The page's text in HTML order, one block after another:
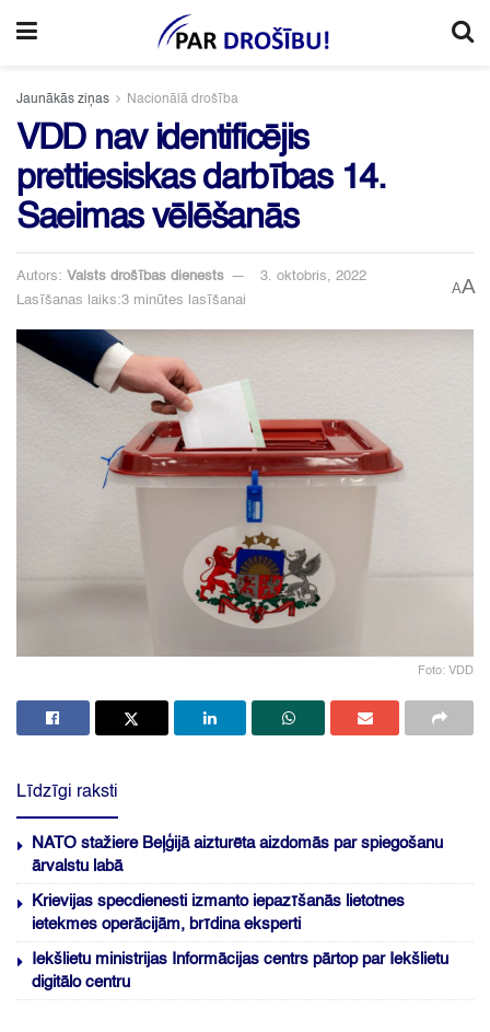
Jaunākās ziņas Nacionālā drošība
VDD nav identificējis
prettiesiskas darbības 14.
Saeimas vēlēšanās
Autors: Valsts drošības dienests
3. oktobris, 2022
Lasīšanas laiks:3 minūtes lasīšanai
AA
Foto: VDD
Līdzīgi raksti
NATO stažiere Beļģijā aizturēta aizdomās par spiegošanu
ārvalstu labā
Krievijas specdienesti izmanto iepazīšanās lietotnes
ietekmes operācijām, brīdina eksperti
Iekšlietu ministrijas Informācijas centrs pārtop par Iekšlietu
digitālo centru